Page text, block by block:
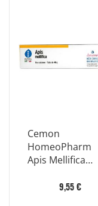
Cemon
HomeoPharm
Apis Mellifica
9,55 €